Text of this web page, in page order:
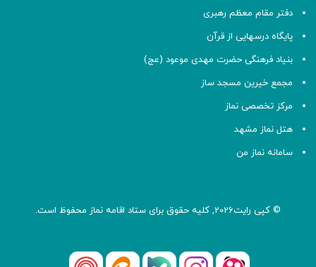
دفتر مقام معظم رهبری
پایگاه درسهایی از قرآن
بنیاد فرهنگی حضرت مهدی موعود (عج)
مجمع خیرین مسجد ساز
مرکز تخصصی نماز
هتل نماز مشهد
سامانه نماز من
© کپی رایت2026, کلیه حقوق برای ستاد اقامه نماز محفوظ است.